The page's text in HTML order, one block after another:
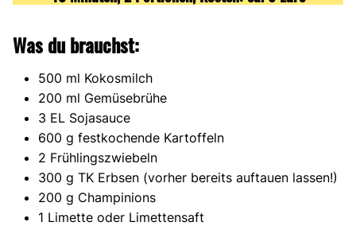
Was du brauchst:
500 ml Kokosmilch
200 ml Gemüsebrühe
3 EL Sojasauce
600 g festkochende Kartoffeln
2 Frühlingszwiebeln
300 g TK Erbsen (vorher bereits auftauen lassen!)
200 g Champinions
1 Limette oder Limettensaft